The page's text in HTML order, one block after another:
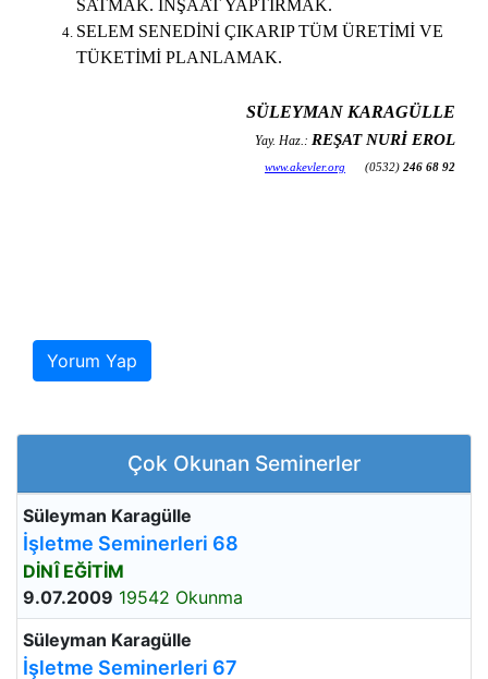
SATMAK. İNŞAAT YAPTIRMAK.
SELEM SENEDİNİ ÇIKARIP TÜM ÜRETİMİ VE
TÜKETİMİ PLANLAMAK.
SÜLEYMAN KARAGÜLLE
Yay. Haz.: REŞAT NURİ EROL
www.akevler.org (0532) 246 68 92
Yorum Yap
Çok Okunan Seminerler
Süleyman Karagülle
İşletme Seminerleri 68
DİNÎ EĞİTİM
9.07.2009 19542 Okunma
Süleyman Karagülle
İşletme Seminerleri 67